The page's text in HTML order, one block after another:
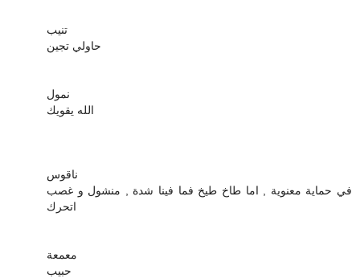
تنيب
حاولي تجين
نمول
الله يقويك
ناقوس
في حماية معنوية , اما طاخ طيخ فما فينا شدة , منشول و غصب
اتحرك
معمعة
حبيب